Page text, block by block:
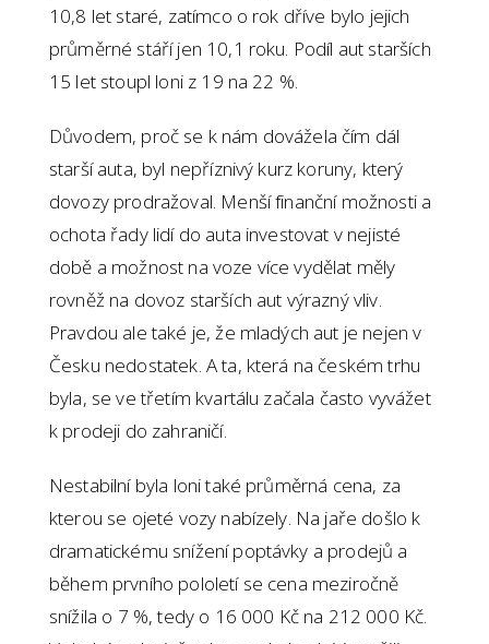
10,8 let staré, zatímco o rok dříve bylo jejich
průměrné stáří jen 10,1 roku. Podíl aut starších
15 let stoupl loni z 19 na 22 %.
Důvodem, proč se k nám dovážela čím dál
starší auta, byl nepříznivý kurz koruny, který
dovozy prodražoval. Menší finanční možnosti a
ochota řady lidí do auta investovat v nejisté
době a možnost na voze více vydělat měly
rovněž na dovoz starších aut výrazný vliv.
Pravdou ale také je, že mladých aut je nejen v
Česku nedostatek. A ta, která na českém trhu
byla, se ve třetím kvartálu začala často vyvážet
k prodeji do zahraničí.
Nestabilní byla loni také průměrná cena, za
kterou se ojeté vozy nabízely. Na jaře došlo k
dramatickému snížení poptávky a prodejů a
během prvního pololetí se cena meziročně
snížila o 7 %, tedy o 16 000 Kč na 212 000 Kč.